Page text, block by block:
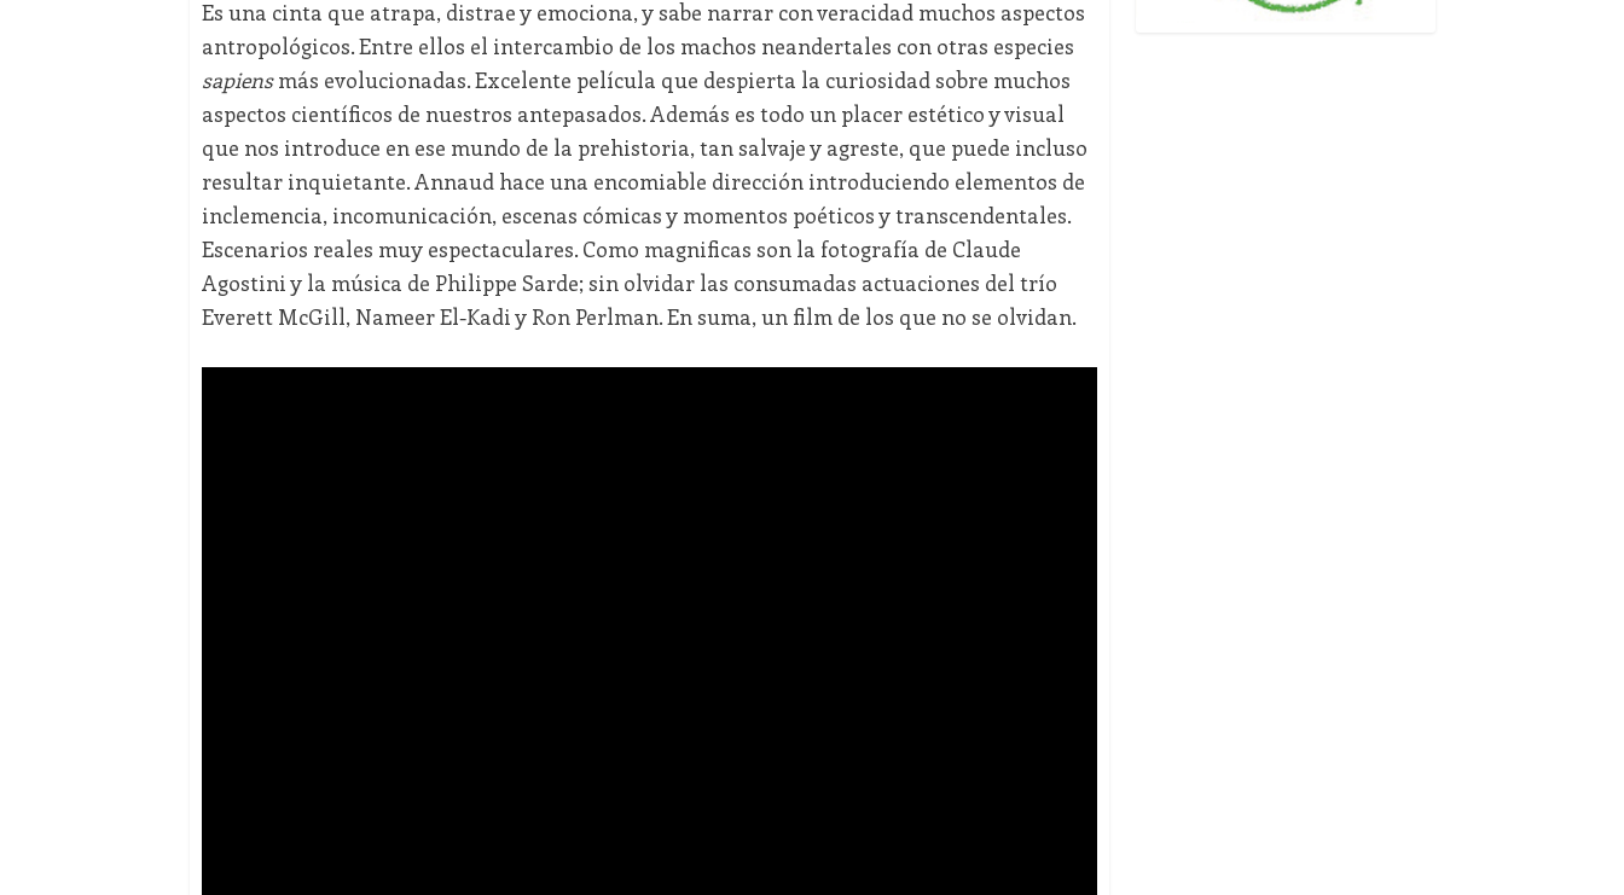
Es una cinta que atrapa, distrae y emociona, y sabe narrar con veracidad muchos aspectos
antropológicos. Entre ellos el intercambio de los machos neandertales con otras especies
sapiensmás evolucionadas. Excelente película que despierta la curiosidad sobre muchos
aspectos científicos de nuestros antepasados. Además es todo un placer estético y visual
que nos introduce en ese mundo de la prehistoria, tan salvaje y agreste, que puede incluso
resultar inquietante. Annaud hace una encomiable dirección introduciendo elementos de
inclemencia, incomunicación, escenas cómicas y momentos poéticos y transcendentales.
Escenarios reales muy espectaculares. Como magnificas son la fotografía de Claude
Agostini y la música de Philippe Sarde; sin olvidar las consumadas actuaciones del trío
Everett McGill, Nameer El-Kadi y Ron Perlman. En suma, un film de los que no se olvidan.